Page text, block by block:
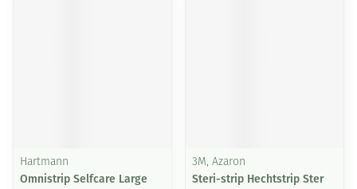
Hartmann
Omnistrip Selfcare Large
3M, Azaron
Steri-strip Hechtstrip Ster